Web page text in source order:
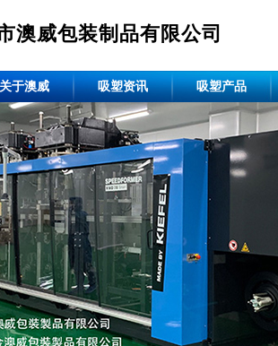
澳威包装制品有限公司
关于澳威 吸塑资讯 吸塑产品